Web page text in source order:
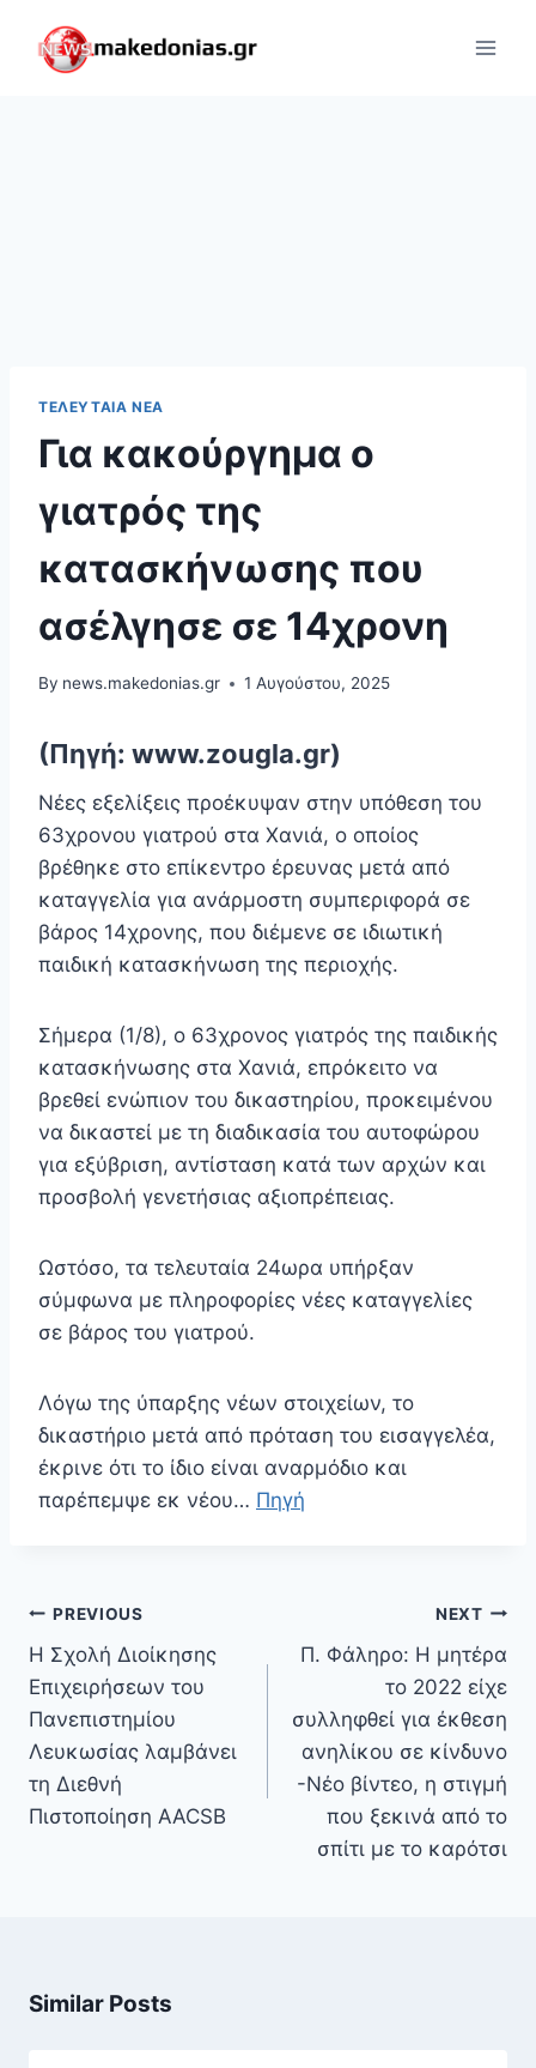
content
ΤΕΛΕΥΤΑΊΑ ΝΈΑ
Για κακούργημα ο
γιατρός της
κατασκήνωσης που
ασέλγησε σε 14χρονη
By news.makedonias.gr 1 Αυγούστου, 2025
(Πηγή: www.zougla.gr)
Νέες εξελίξεις προέκυψαν στην υπόθεση του
63χρονου γιατρού στα Χανιά, ο οποίος
βρέθηκε στο επίκεντρο έρευνας μετά από
καταγγελία για ανάρμοστη συμπεριφορά σε
βάρος 14χρονης, που διέμενε σε ιδιωτική
παιδική κατασκήνωση της περιοχής.
Σήμερα (1/8), ο 63χρονος γιατρός της παιδικής
κατασκήνωσης στα Χανιά, επρόκειτο να
βρεθεί ενώπιον του δικαστηρίου, προκειμένου
να δικαστεί με τη διαδικασία του αυτοφώρου
για εξύβριση, αντίσταση κατά των αρχών και
προσβολή γενετήσιας αξιοπρέπειας.
Ωστόσο, τα τελευταία 24ωρα υπήρξαν
σύμφωνα με πληροφορίες νέες καταγγελίες
σε βάρος του γιατρού.
Λόγω της ύπαρξης νέων στοιχείων, το
δικαστήριο μετά από πρόταση του εισαγγελέα,
έκρινε ότι το ίδιο είναι αναρμόδιο και
παρέπεμψε εκ νέου… Πηγή
Πλοήγηση
άρθρων
PREVIOUS
Η Σχολή Διοίκησης
Επιχειρήσεων του
Πανεπιστημίου
Λευκωσίας λαμβάνει
τη Διεθνή
Πιστοποίηση AACSB
NEXT
Π. Φάληρο: Η μητέρα
το 2022 είχε
συλληφθεί για έκθεση
ανηλίκου σε κίνδυνο
-Νέο βίντεο, η στιγμή
που ξεκινά από το
σπίτι με το καρότσι
Similar Posts